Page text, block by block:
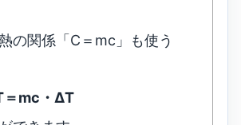
の関係「C＝mc」も使う
＝mc・ΔT